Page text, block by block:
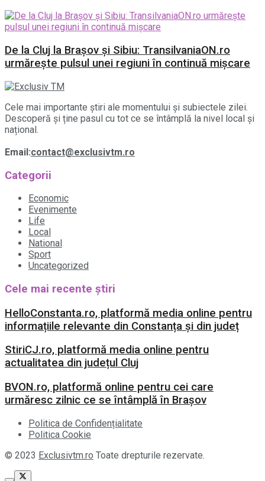
De la Cluj la Brașov și Sibiu: TransilvaniaON.ro
urmărește pulsul unei regiuni în continuă mișcare
Cele mai importante știri ale momentului și subiectele zilei.
Descoperă și ține pasul cu tot ce se întâmplă la nivel local și
național.
Email:contact@exclusivtm.ro
Categorii
Economic
Evenimente
Life
Local
National
Sport
Uncategorized
Cele mai recente știri
HelloConstanta.ro, platformă media online pentru
informațiile relevante din Constanța și din județ
StiriCJ.ro, platformă media online pentru
actualitatea din județul Cluj
BVON.ro, platformă online pentru cei care
urmăresc zilnic ce se întâmplă în Brașov
Politica de Confidențialitate
Politica Cookie
© 2023 Exclusivtm.ro Toate drepturile rezervate.